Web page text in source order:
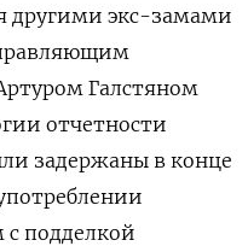
другими экс-замами
Галстяном
отчетности
задержаны в конце
подделкой